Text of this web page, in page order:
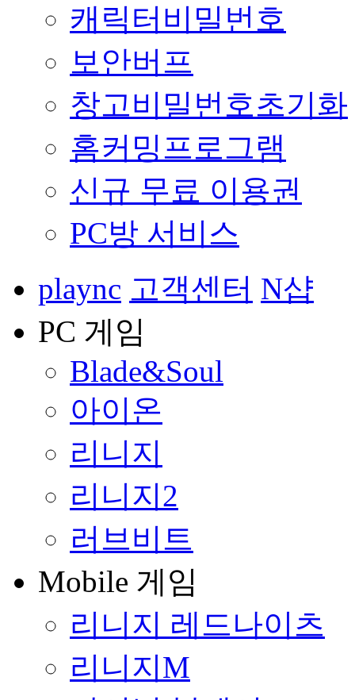
캐릭터비밀번호
보안버프
창고비밀번호초기화
홈커밍프로그램
신규 무료 이용권
PC방 서비스
plaync 고객센터 N샵
PC 게임
Blade&Soul
아이온
리니지
리니지2
러브비트
Mobile 게임
리니지 레드나이츠
리니지M